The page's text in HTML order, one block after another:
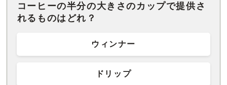
コーヒーの半分の大きさのカップで提供さ
れるものはどれ？
ウィンナー
ドリップ